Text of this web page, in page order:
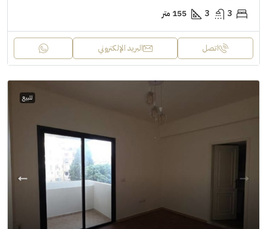
3
3 155 متر
اتصل البريد الإلكتروني
للبيع